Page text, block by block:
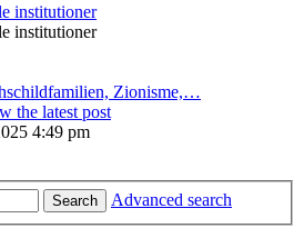
institutioner
institutioner
Zionisme,…
the latest post
4:49 pm
Search
Advanced search